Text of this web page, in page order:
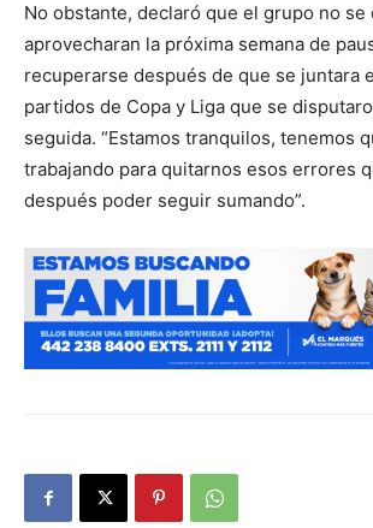
No obstante, declaró que el grupo no se
aprovecharan la próxima semana de
recuperarse después de que se juntara
partidos de Copa y Liga que se
seguida. “Estamos tranquilos, tenemos
trabajando para quitarnos esos errores
después poder seguir sumando”.